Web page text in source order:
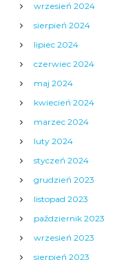
wrzesień 2024
sierpień 2024
lipiec 2024
czerwiec 2024
maj 2024
kwiecień 2024
marzec 2024
luty 2024
styczeń 2024
grudzień 2023
listopad 2023
październik 2023
wrzesień 2023
sierpień 2023